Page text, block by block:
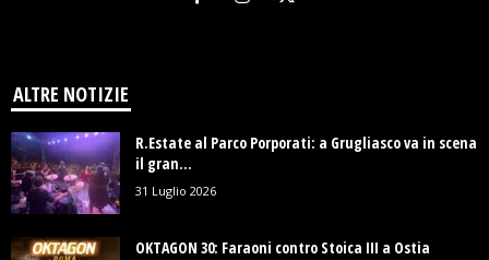
ALTRE NOTIZIE
R.Estate al Parco Porporati: a Grugliasco va in scena
il gran...
31 Luglio 2026
OKTAGON 30: Faraoni contro Stoica III a Ostia